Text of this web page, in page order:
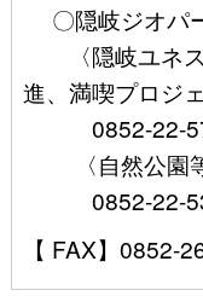
〇隠岐ジオパ
〈隠岐ユネス
進、満喫プロジ
0852-22-
〈自然公園等
0852-22-
【 FAX】0852-